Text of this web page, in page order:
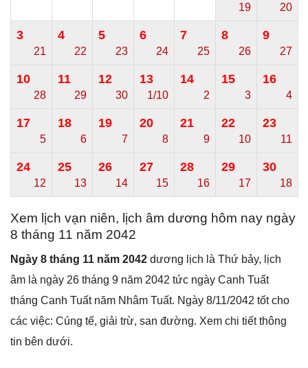
19 20
3
21
4
22
5
23
6
24
7
25
8
26
9
27
10
28
11
29
12
30
13
1/10
14
2
15
3
16
4
17
5
18
6
19
7
20
8
21
9
22
10
23
11
24
12
25
13
26
14
27
15
28
16
29
17
30
18
Xem lịch vạn niên, lịch âm dương hôm nay ngày
8 tháng 11 năm 2042
Ngày 8 tháng 11 năm 2042 dương lịch là Thứ bảy, lịch
âm là ngày 26 tháng 9 năm 2042 tức ngày Canh Tuất
tháng Canh Tuất năm Nhâm Tuất. Ngày 8/11/2042 tốt cho
các việc: Cúng tế, giải trừ, san đường. Xem chi tiết thông
tin bên dưới.